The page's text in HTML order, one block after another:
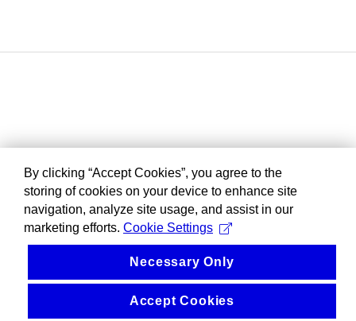
By clicking “Accept Cookies”, you agree to the
storing of cookies on your device to enhance site
navigation, analyze site usage, and assist in our
marketing efforts. Cookie Settings
Necessary Only
Accept Cookies